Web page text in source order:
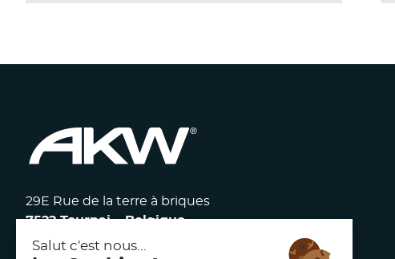
29E Rue de la terre à briques
7522 Tournai – Belgique
117 avenue Victor Hugo